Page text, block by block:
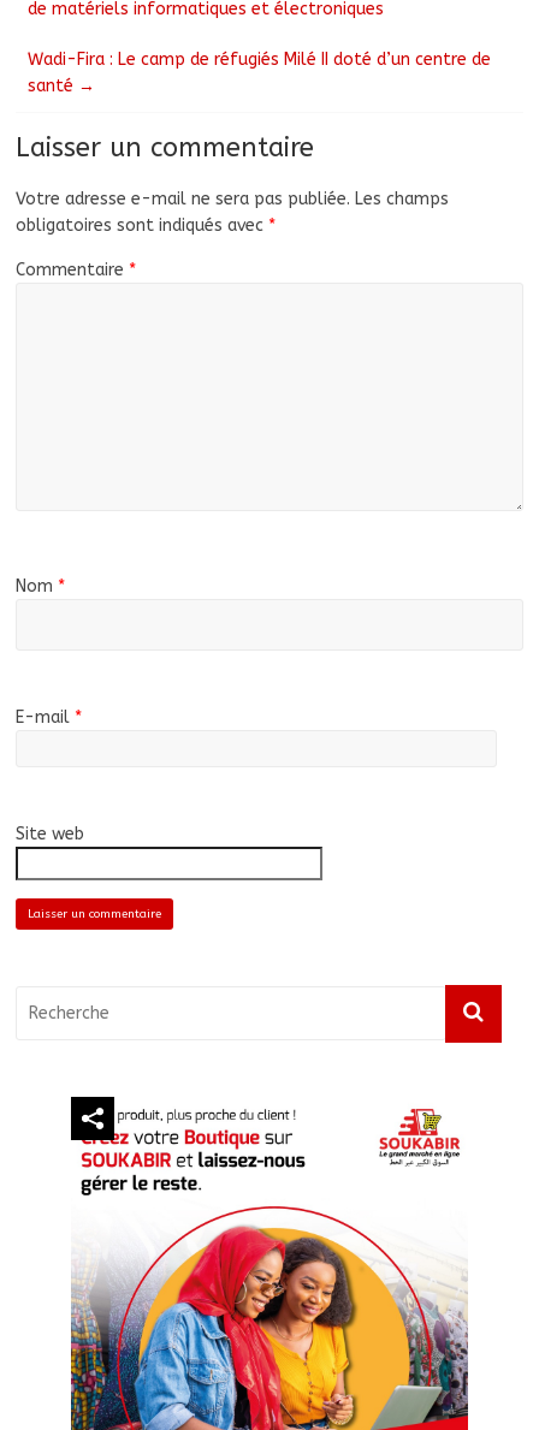
de matériels informatiques et électroniques
Wadi-Fira : Le camp de réfugiés Milé II doté d’un centre de
santé →
Laisser un commentaire
Votre adresse e-mail ne sera pas publiée. Les champs
obligatoires sont indiqués avec *
Commentaire *
Nom *
E-mail *
Site web